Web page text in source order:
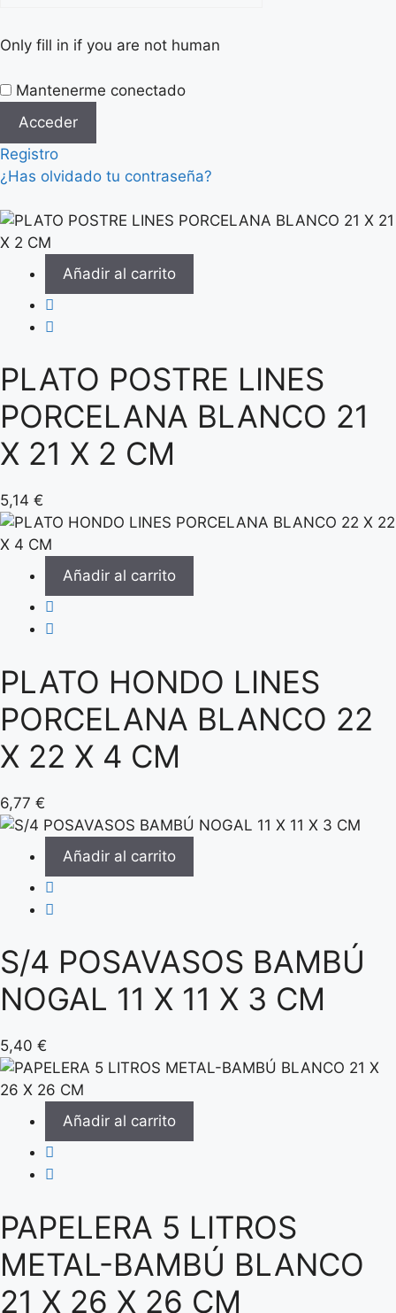
Only fill in if you are not human
Mantenerme conectado
Registro
¿Has olvidado tu contraseña?
Añadir al carrito
PLATO POSTRE LINES
PORCELANA BLANCO 21
X 21 X 2 CM
5,14 €
Añadir al carrito
PLATO HONDO LINES
PORCELANA BLANCO 22
X 22 X 4 CM
6,77 €
Añadir al carrito
S/4 POSAVASOS BAMBÚ
NOGAL 11 X 11 X 3 CM
5,40 €
Añadir al carrito
PAPELERA 5 LITROS
METAL-BAMBÚ BLANCO
21 X 26 X 26 CM